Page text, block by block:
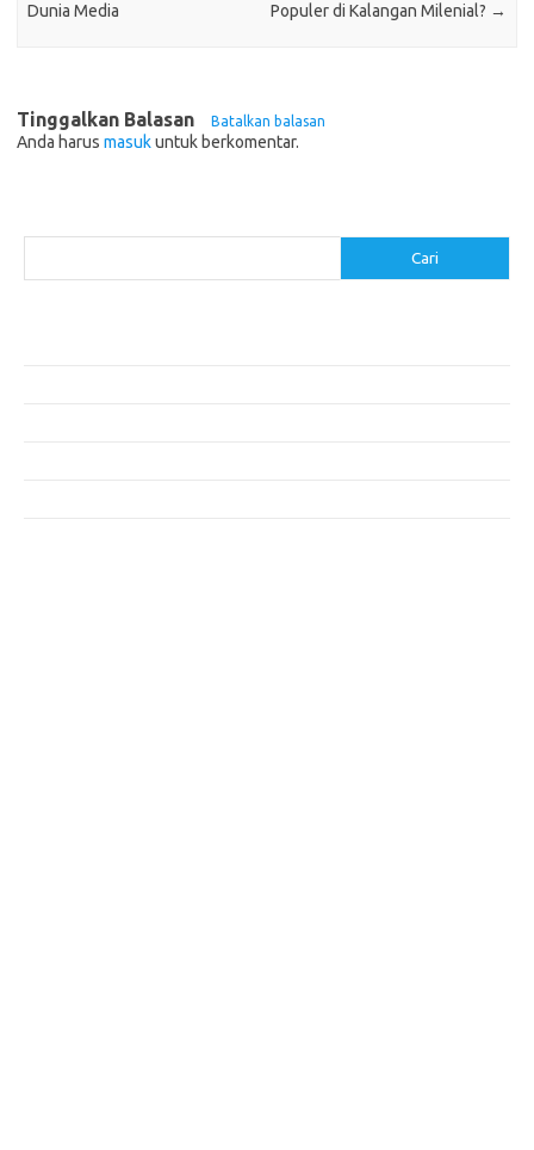
Dunia Media
Populer di Kalangan Milenial? →
Tinggalkan Balasan Batalkan balasan
Anda harus masukuntuk berkomentar.
Cari